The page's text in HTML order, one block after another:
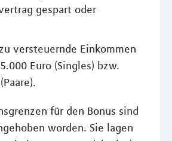
gespart oder
versteuernde Einkommen
Euro (Singles) bzw.
für den Bonus sind
worden. Sie lagen